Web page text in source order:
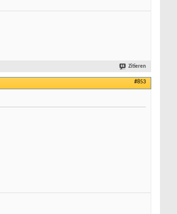
Zitieren
#853